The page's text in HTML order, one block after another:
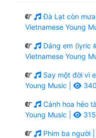
Đà Lạt còn
Vietnamese Young
Dáng em (lyric
Vietnamese Young
Say một đời vì
Young Music |
Cánh hoa héo
Young Music |
Phim ba người |